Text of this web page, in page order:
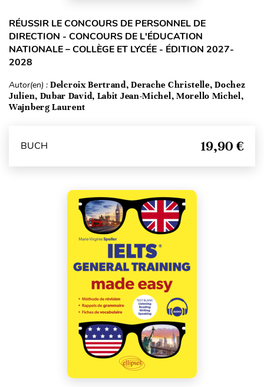
RÉUSSIR LE CONCOURS DE PERSONNEL DE
DIRECTION - CONCOURS DE L'ÉDUCATION
NATIONALE – COLLÈGE ET LYCÉE - ÉDITION 2027-
2028
Autor(en) : Delcroix Bertrand, Derache Christelle, Dochez
Julien, Dubar David, Labit Jean-Michel, Morello Michel,
Wajnberg Laurent
BUCH 19,90 €